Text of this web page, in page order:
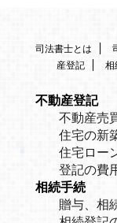
司法書士とは
産登記
相
不動産登記
不動産売
住宅の新
住宅ロー
登記の費
相続手続
贈与、相